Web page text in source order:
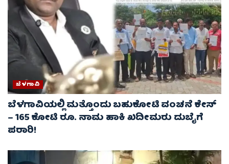
ಬೆಳಗಾವಿ
ಬೆಳಗಾವಿಯಲ್ಲಿ ಮತ್ತೊಂದು ಬಹುಕೋಟಿ ವಂಚನೆ ಕೇಸ್‌
– 165 ಕೋಟಿ ರೂ. ನಾಮ ಹಾಕಿ ಖದೀಮರು ದುಬೈಗೆ
ಪರಾರಿ!